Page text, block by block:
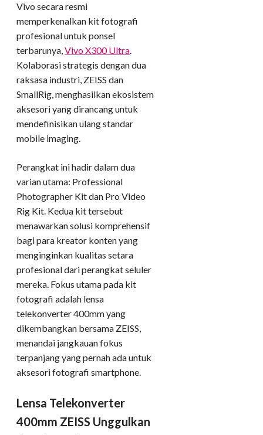
Vivo secara resmi
memperkenalkan kit fotografi
profesional untuk ponsel
terbarunya,Vivo X300 Ultra.
Kolaborasi strategis dengan dua
raksasa industri, ZEISS dan
SmallRig, menghasilkan ekosistem
aksesori yang dirancang untuk
mendefinisikan ulang standar
mobile imaging.
Perangkat ini hadir dalam dua
varian utama: Professional
Photographer Kit dan Pro Video
Rig Kit. Kedua kit tersebut
menawarkan solusi komprehensif
bagi para kreator konten yang
menginginkan kualitas setara
profesional dari perangkat seluler
mereka. Fokus utama pada kit
fotografi adalah lensa
telekonverter 400mm yang
dikembangkan bersama ZEISS,
menandai jangkauan fokus
terpanjang yang pernah ada untuk
aksesori fotografi smartphone.
Lensa Telekonverter
400mm ZEISS Unggulkan